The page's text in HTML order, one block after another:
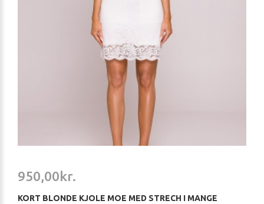
950,00kr.
KORT BLONDE KJOLE MOE MED STRECH I MANGE